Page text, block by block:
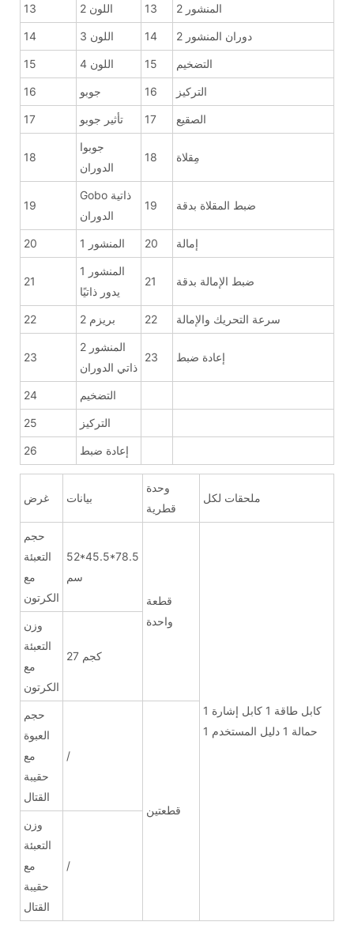
13 اللون 2 13 المنشور 2
14 اللون 3 14 دوران المنشور 2
15 اللون 4 15 التضخيم
16 جوبو 16 التركيز
17 تأثير جوبو 17 الصقيع
18
جوبوا
الدوران
18 مِقلاة
19
Gobo ذاتية
الدوران
19 ضبط المقلاة بدقة
20 المنشور 1 20 إمالة
21
المنشور 1
يدور ذاتيًا
21 ضبط الإمالة بدقة
22 بريزم 2 22 سرعة التحريك والإمالة
23
المنشور 2
ذاتي الدوران
23 إعادة ضبط
24 التضخيم
25 التركيز
26 إعادة ضبط
غرض بيانات
وحدة
قطرية
ملحقات لكل
حجم
التعبئة
مع
الكرتون
52*45.5*78.5
سم
قطعة
واحدة
1 كابل طاقة 1 كابل إشارة
1 حمالة 1 دليل المستخدم
وزن
التعبئة
مع
الكرتون
27 كجم
حجم
العبوة
مع
حقيبة
القتال
/
قطعتين
وزن
التعبئة
مع
حقيبة
القتال
/